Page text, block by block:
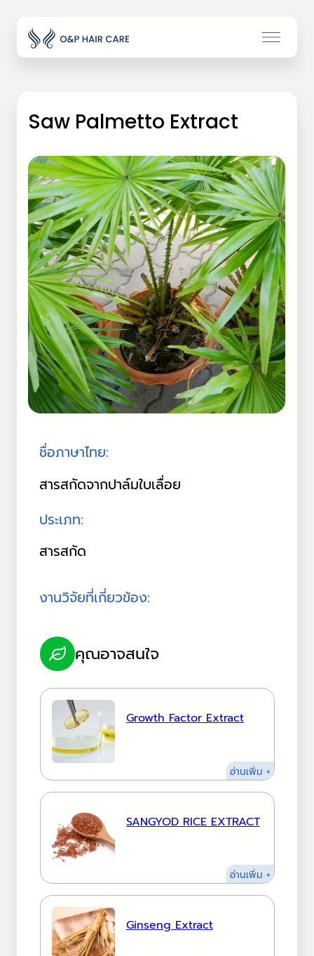
Saw Palmetto Extract
ชื่อภาษาไทย:
สารสกัดจากปาล์มใบเลื่อย
ประเภท:
สารสกัด
งานวิจัยที่เกี่ยวข้อง:
คุณอาจสนใจ
อ่านเพิ่ม +
Factor
Growth Factor Extract
อ่านเพิ่ม +:
RICE
SANGYOD RICE EXTRACT
Ginseng Extract